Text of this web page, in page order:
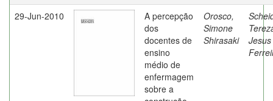
29-Jun-2010
A percepção
dos
docentes de
ensino
médio de
enfermagem
sobre a
Orosco,
Simone
Shirasaki
Jesus